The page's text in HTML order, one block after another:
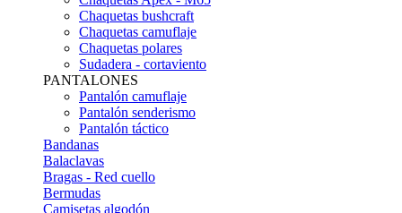
Chaquetas bushcraft
Chaquetas camuflaje
Chaquetas polares
Sudadera - cortaviento
PANTALONES
Pantalón camuflaje
Pantalón senderismo
Pantalón táctico
Bandanas
Balaclavas
Bragas - Red cuello
Bermudas
Camisetas algodón